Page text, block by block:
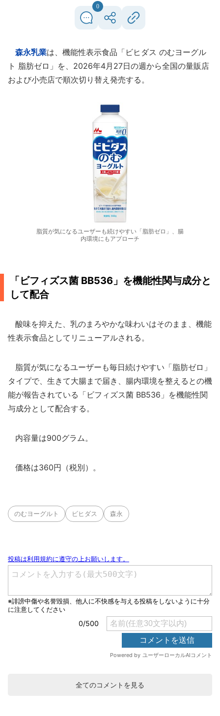
0
森永乳業は、機能性表示食品「ビヒダス のむヨーグル
ト 脂肪ゼロ」を、2026年4月27日の週から全国の量販店
および小売店で順次切り替え発売する。
脂質が気になるユーザーも続けやすい「脂肪ゼロ」、腸
内環境にもアプローチ
「ビフィズス菌 BB536」を機能性関与成分と
して配合
酸味を抑えた、乳のまろやかな味わいはそのまま、機能
性表示食品としてリニューアルされる。
脂質が気になるユーザーも毎日続けやすい「脂肪ゼロ」
タイプで、生きて大腸まで届き、腸内環境を整えるとの機
能が報告されている「ビフィズス菌 BB536」を機能性関
与成分として配合する。
内容量は900グラム。
価格は360円（税別）。
のむヨーグルト ビヒダス 森永
全てのコメントを見る